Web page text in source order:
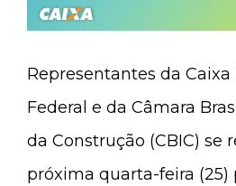
Representantes da Caixa
Federal e da Câmara
da Construção (CBIC) se
próxima quarta-feira (25)